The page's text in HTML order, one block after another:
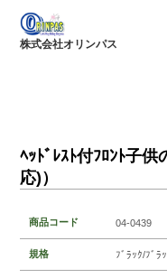
株式会社オリンパス
ﾍｯﾄﾞﾚｽﾄ付ﾌﾛﾝﾄ子
応)）
商品コード 04-0439
規格 ﾌﾞﾗｯｸ/ﾌﾞﾗ